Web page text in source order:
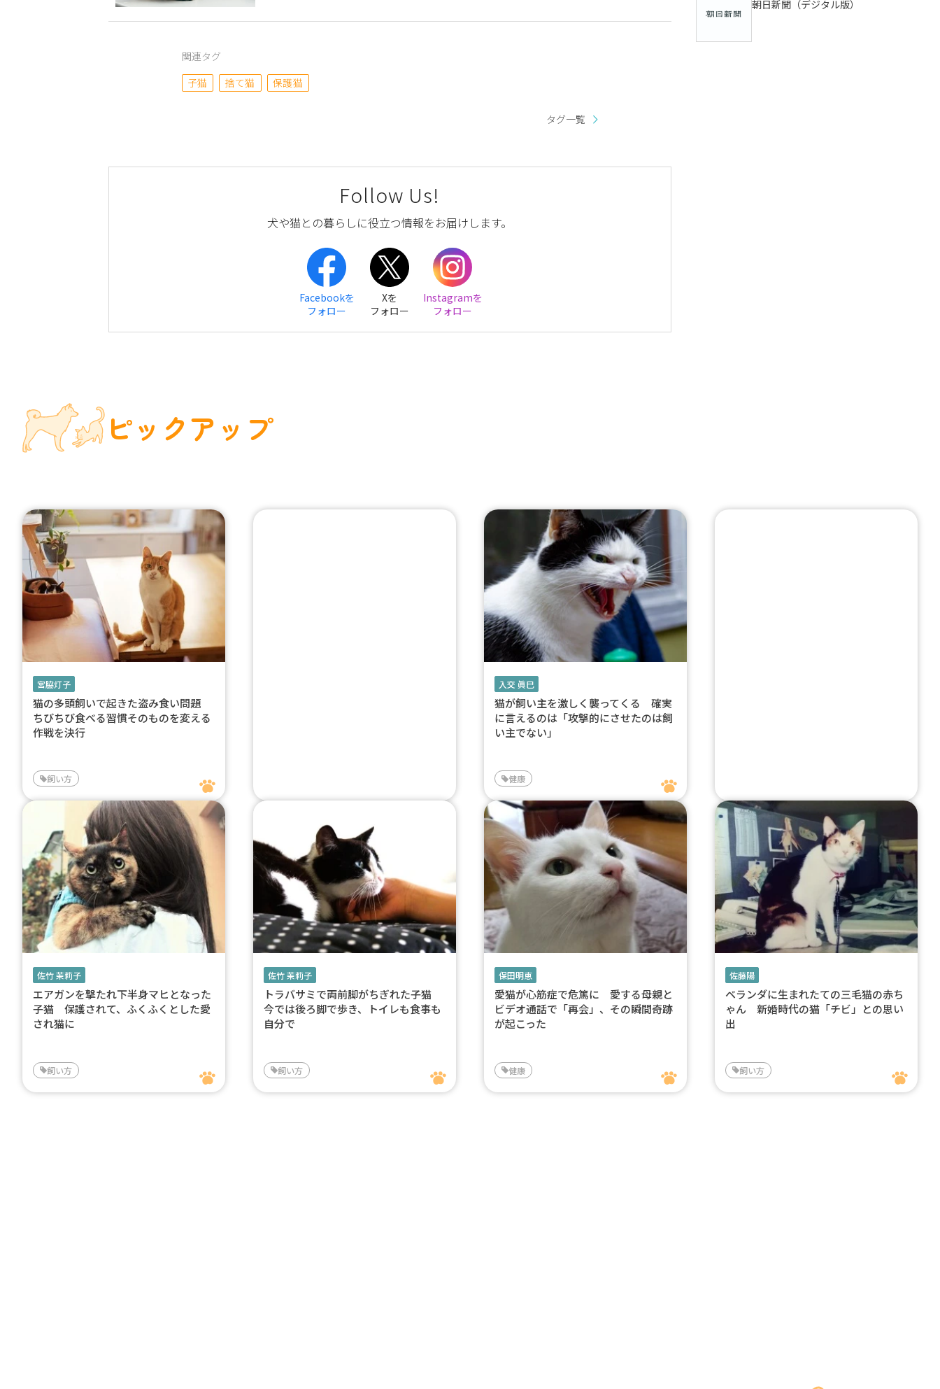
関連タグ
子猫
捨て猫 保護猫
タグ一覧
Follow Us!
犬や猫との暮らしに役立つ情報をお届けします。
Facebookを
フォロー
Xを
フォロー
Instagramを
フォロー
朝日新聞（デジタル版）
ピックアップ
宮脇灯子
猫の多頭飼いで起きた盗み食い問題
ちびちび食べる習慣そのものを変える
作戦を決行
飼い方
入交 眞巳
猫が飼い主を激しく襲ってくる 確実
に言えるのは「攻撃的にさせたのは飼
い主でない」
健康
佐竹 茉莉子
エアガンを撃たれ下半身マヒとなった
子猫 保護されて、ふくふくとした愛
され猫に
飼い方
佐竹 茉莉子
トラバサミで両前脚がちぎれた子猫
今では後ろ脚で歩き、トイレも食事も
自分で
飼い方
保田明恵
愛猫が心筋症で危篤に 愛する母親と
ビデオ通話で「再会」、その瞬間奇跡
が起こった
健康
佐藤陽
ベランダに生まれたての三毛猫の赤ち
ゃん 新婚時代の猫「チビ」との思い
出
飼い方